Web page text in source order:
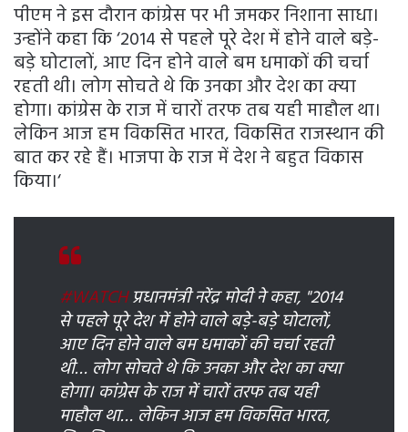
पीएम ने इस दौरान कांग्रेस पर भी जमकर निशाना साधा।
उन्होंने कहा कि ‘2014 से पहले पूरे देश में होने वाले बड़े-
बड़े घोटालों, आए दिन होने वाले बम धमाकों की चर्चा
रहती थी। लोग सोचते थे कि उनका और देश का क्या
होगा। कांग्रेस के राज में चारों तरफ तब यही माहौल था।
लेकिन आज हम विकसित भारत, विकसित राजस्थान की
बात कर रहे हैं। भाजपा के राज में देश ने बहुत विकास
किया।‘
#WATCHप्रधानमंत्री नरेंद्र मोदी ने कहा, "2014
से पहले पूरे देश में होने वाले बड़े-बड़े घोटालों,
आए दिन होने वाले बम धमाकों की चर्चा रहती
थी… लोग सोचते थे कि उनका और देश का क्या
होगा। कांग्रेस के राज में चारों तरफ तब यही
माहौल था… लेकिन आज हम विकसित भारत,